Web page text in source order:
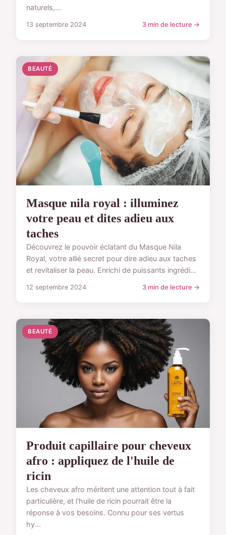
naturels,...
13 septembre 2024 3 min de lecture →
BEAUTÉ
Masque nila royal : illuminez
votre peau et dites adieu aux
taches
Découvrez le pouvoir éclatant du Masque Nila
Royal, votre allié secret pour dire adieu aux taches
et revitaliser la peau. Enrichi de puissants ingrédi...
12 septembre 2024 3 min de lecture →
BEAUTÉ
Produit capillaire pour cheveux
afro : appliquez de l'huile de
ricin
Les cheveux afro méritent une attention tout à fait
particulière, et l'huile de ricin pourrait être la
réponse à vos besoins. Connu pour ses vertus
hy...